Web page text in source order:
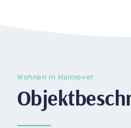
Wohnen in Hannover